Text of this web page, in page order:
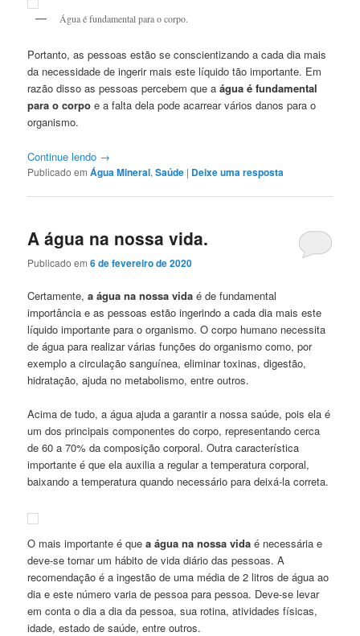
Água é fundamental para o corpo.
Portanto, as pessoas estão se conscientizando a cada dia mais
da necessidade de ingerir mais este líquido tão importante. Em
razão disso as pessoas percebem que aágua é fundamental
para o corpo e a falta dela pode acarrear vários danos para o
organismo.
Continue lendo →
Publicado em Água Mineral,Saúde | Deixe uma resposta
A água na nossa vida.
Publicado em6 de fevereiro de 2020
Certamente,a água na nossa vida é de fundamental
importância e as pessoas estão ingerindo a cada dia mais este
líquido importante para o organismo. O corpo humano necessita
de água para realizar várias funções do organismo como, por
exemplo a circulação sanguínea, eliminar toxinas, digestão,
hidratação, ajuda no metabolismo, entre outros.
Acima de tudo, a água ajuda a garantir a nossa saúde, pois ela é
um dos principais componentes do corpo, representando cerca
de 60 a 70% da composição corporal. Outra característica
importante é que ela auxilia a regular a temperatura corporal,
baixando a temperatura quando necessário para deixá-la correta.
O mais importante é quea água na nossa vida é necessária e
deve-se tornar um hábito de vida diário das pessoas. A
recomendação é a ingestão de uma média de 2 litros de água ao
dia e este número varia de pessoa para pessoa. Deve-se levar
em conta o dia a dia da pessoa, sua rotina, atividades físicas,
idade, estado de saúde, entre outros.